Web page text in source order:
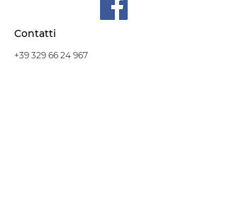
Contatti
+39 329 66 24 967